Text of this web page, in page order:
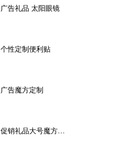
广告礼品 太阳眼镜
个性定制便利贴
广告魔方定制
促销礼品大号魔方定制logo